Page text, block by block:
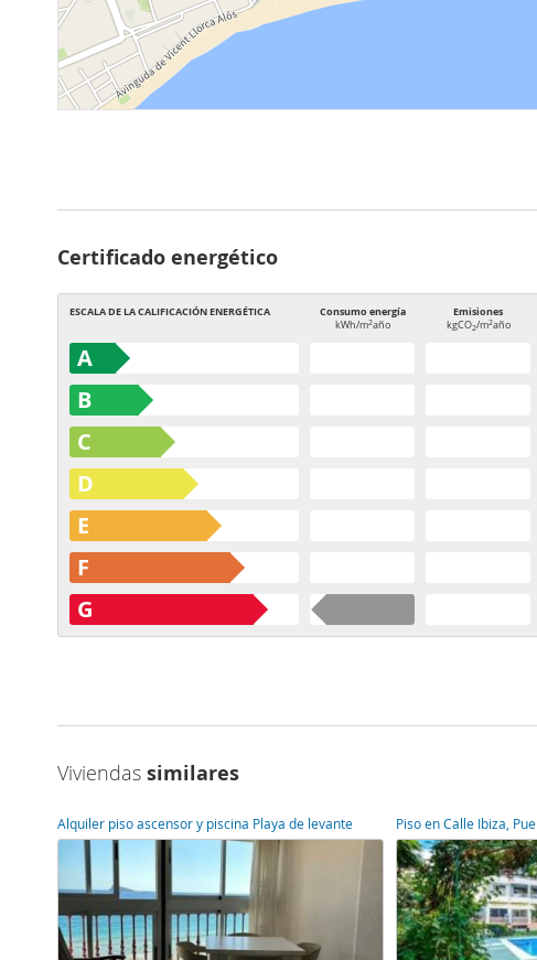
Certificado energético
ESCALA DE LA CALIFICACIÓN ENERGÉTICA Consumo energía
kWh/m2año
Emisiones
kgCO2/m2año
A
B
C
D
E
F
G
Viviendas similares
Alquiler piso ascensor y piscina Playa de levante Piso en Calle Ibiza,